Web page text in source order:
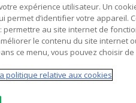
Notre pays aussi
aux investisseurs,
).Nous
expérience utilisateur. Un
permet d’identifier votre appareil.
au site internet de
le contenu du site internet
ce menu, vous pouvez choisir de
politique relative aux cookies